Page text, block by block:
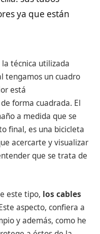
ya que están
técnica utilizada
tengamos un cuadro
está
forma cuadrada. El
a medida que se
final, es una bicicleta
acercarte y visualizar
que se trata de
este tipo, los cables
aspecto, confiera a
y además, como he